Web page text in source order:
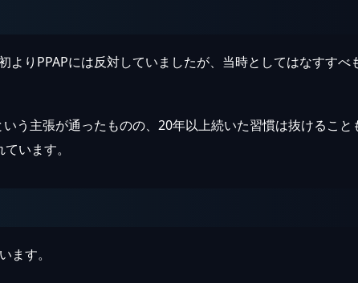
よりPPAPには反対していましたが、当時としてはなすすべ
う主張が通ったものの、20年以上続いた習慣は抜けること
います。
ます。